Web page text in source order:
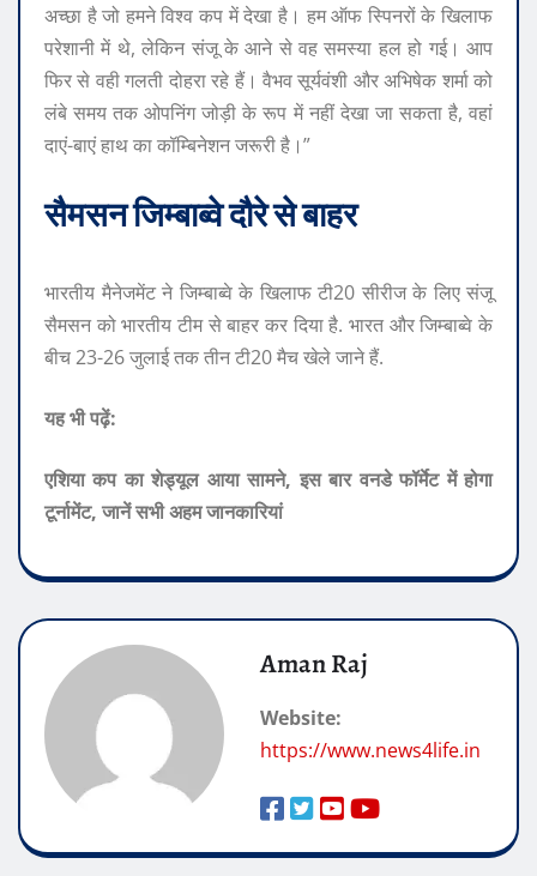
अच्छा है जो हमने विश्व कप में देखा है। हम ऑफ स्पिनरों के खिलाफ
परेशानी में थे, लेकिन संजू के आने से वह समस्या हल हो गई। आप
फिर से वही गलती दोहरा रहे हैं। वैभव सूर्यवंशी और अभिषेक शर्मा को
लंबे समय तक ओपनिंग जोड़ी के रूप में नहीं देखा जा सकता है, वहां
दाएं-बाएं हाथ का कॉम्बिनेशन जरूरी है।”
सैमसन जिम्बाब्वे दौरे से बाहर
भारतीय मैनेजमेंट ने जिम्बाब्वे के खिलाफ टी20 सीरीज के लिए संजू
सैमसन को भारतीय टीम से बाहर कर दिया है. भारत और जिम्बाब्वे के
बीच 23-26 जुलाई तक तीन टी20 मैच खेले जाने हैं.
यह भी पढ़ें:
एशिया कप का शेड्यूल आया सामने, इस बार वनडे फॉर्मेट में होगा
टूर्नामेंट, जानें सभी अहम जानकारियां
Aman Raj
Website:
https://www.news4life.in